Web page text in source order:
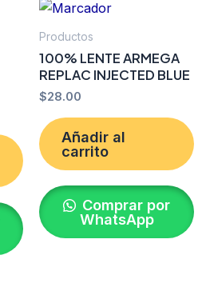
Productos
100% LENTE ARMEGA
REPLAC INJECTED BLUE
$28.00
Añadir al
carrito
Comprar por
WhatsApp